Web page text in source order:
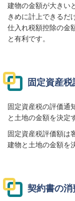
建物の金額が大きい
きめに計上できるだ
仕入れ税額控除の金
と有利です。
固定資産
固定資産税の評価通
と土地の金額を決定
固定資産税評価額は
建物と土地の金額を
契約書の